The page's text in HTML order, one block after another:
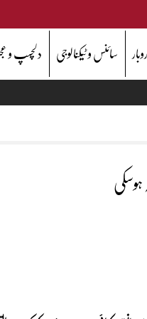
سائنس و ٹیکنالوجی دلچسپ و